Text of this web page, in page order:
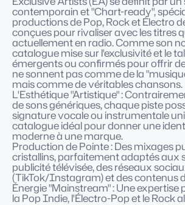
contemporain et "Chart-ready",
productions de Pop, Rock et Électro
conçues pour rivaliser avec les titres
actuellement en radio. Comme son
catalogue mise sur l'exclusivité et le
émergents ou confirmés pour offrir
ne sonnent pas comme de la
mais comme de véritables chansons.
L'Esthétique "Artistique" :
de sons génériques, chaque piste
signature vocale ou instrumentale
catalogue idéal pour donner une
moderne à une marque.
Production de Pointe : Des mixages
cristallins, parfaitement adaptés aux
publicité télévisée, des réseaux
(TikTok/Instagram) et des contenus
Énergie "Mainstream" : Une expertise
la Pop Indie, l'Électro-Pop et le Rock